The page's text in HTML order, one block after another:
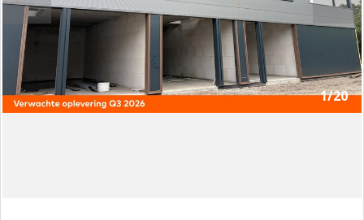
adverteren
Blog
Registreren
Login
1/20